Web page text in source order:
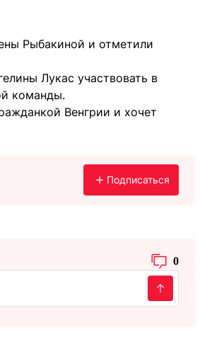
Рыбакиной и отметили
Лукас участвовать в
команды.
Венгрии и хочет
Подписаться
0